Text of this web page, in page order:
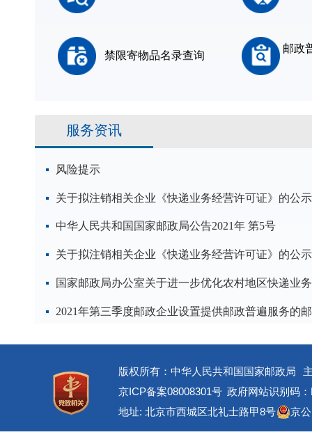
禁限寄物品名录查询
邮政
服务资讯
风险提示
关于拟注销相关企业《快递业务经营许可证》的公示
中华人民共和国国家邮政局公告2021年 第5号
关于拟注销相关企业《快递业务经营许可证》的公示
版权所有：中华人民共和国国家邮政局
京ICP备案08008301号 政府网站识别码
地址: 北京市西城区北礼士路甲8号
京